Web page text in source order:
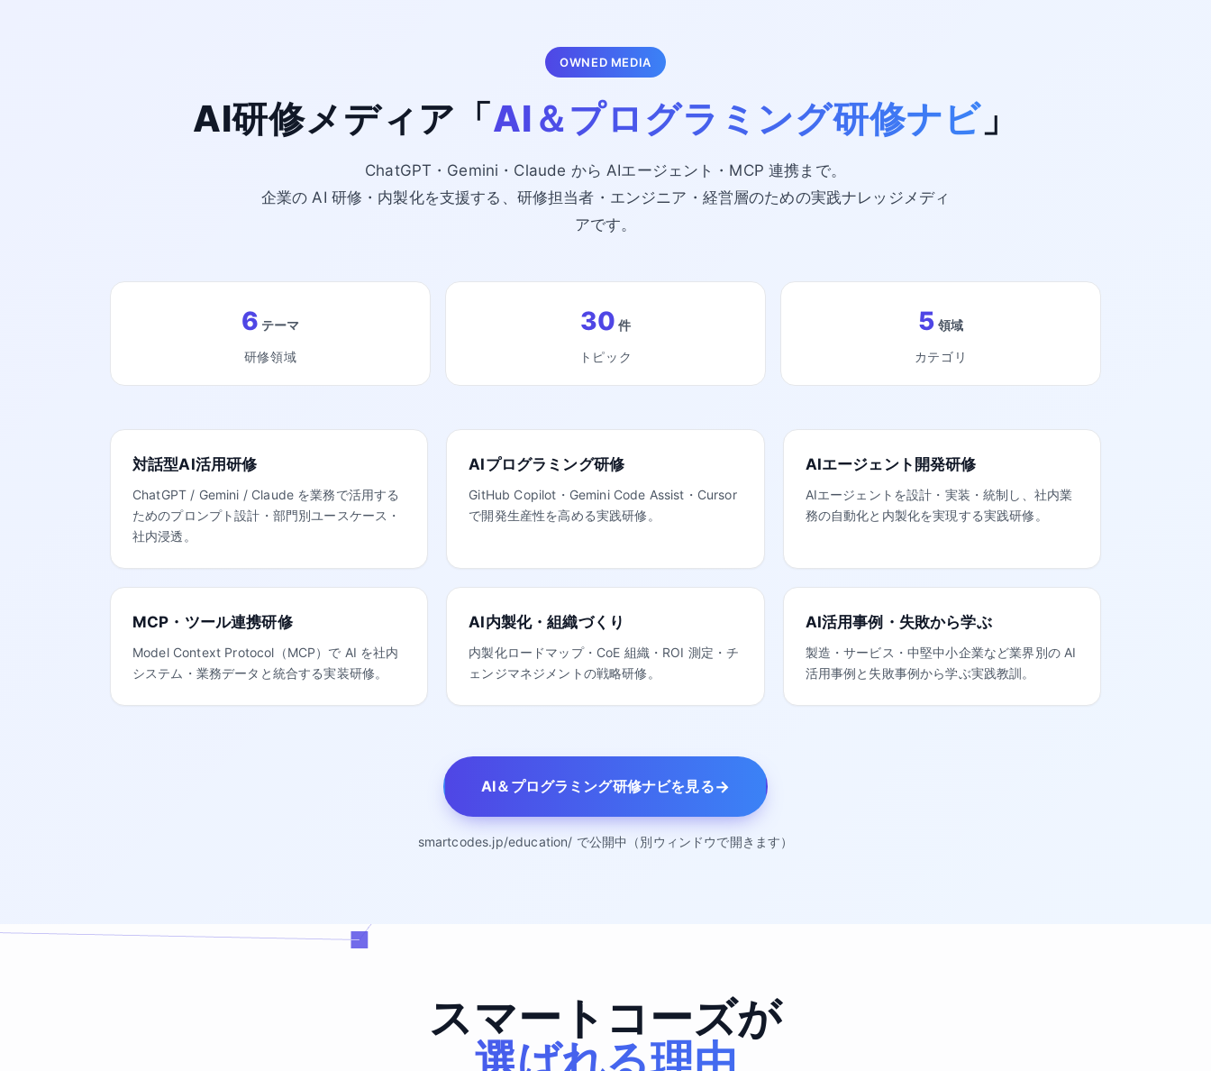
OWNED MEDIA
AI研修メディア「AI＆プログラミング研修ナビ 」
ChatGPT・Gemini・Claude から AIエージェント・MCP 連携まで。
企業の AI 研修・内製化を支援する、研修担当者・エンジニア・経営層のための実践ナレッジメディ
アです。
6 テーマ
研修領域
30 件
トピック
5 領域
カテゴリ
対話型AI活用研修
ChatGPT / Gemini / Claude を業務で活用する
ためのプロンプト設計・部門別ユースケース・
社内浸透。
AIプログラミング研修
GitHub Copilot・Gemini Code Assist・Cursor
で開発生産性を高める実践研修。
AIエージェント開発研修
AIエージェントを設計・実装・統制し、社内業
務の自動化と内製化を実現する実践研修。
MCP・ツール連携研修
Model Context Protocol（MCP）で AI を社内
システム・業務データと統合する実装研修。
AI内製化・組織づくり
内製化ロードマップ・CoE 組織・ROI 測定・チ
ェンジマネジメントの戦略研修。
AI活用事例・失敗から学ぶ
製造・サービス・中堅中小企業など業界別の AI
活用事例と失敗事例から学ぶ実践教訓。
AI＆プログラミング研修ナビを見る→
smartcodes.jp/education/ で公開中（別ウィンドウで開きます）
スマートコーズが